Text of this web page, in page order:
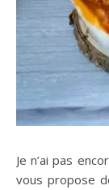
Je n’ai pas encore tourner le dos aux saveurs estivales, je
vous propose